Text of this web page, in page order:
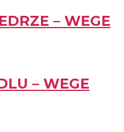
– WEGE
– WEGE